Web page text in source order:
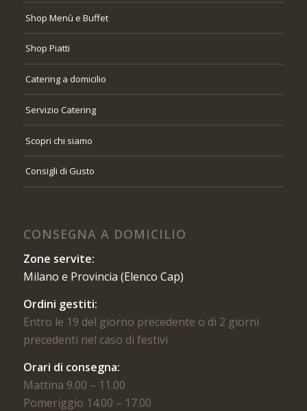
Shop Menù e Buffet
Shop Piatti
Catering a domicilio
Servizio Catering
Scopri chi siamo
Consigli di Gusto
CONSEGNA A DOMICILIO
Zone servite:
Milano e Provincia (Elenco Cap)
Ordini gestiti:
Entro le 19 del giorno precedente o di 2 giorni
precedenti nel caso di festivi
Orari di consegna:
Mattina 9.00 – 11.00
Pomeriggio 14.00 – 17.00